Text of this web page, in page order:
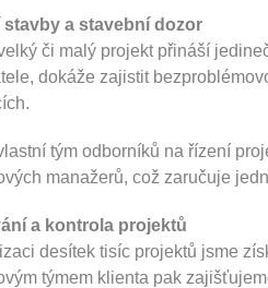
stavby a stavební dozor
či malý projekt přináší
dokáže zajistit
tým odborníků na řízení
manažerů, což zaručuje
a kontrola projektů
desítek tisíc projektů jsme
týmem klienta pak